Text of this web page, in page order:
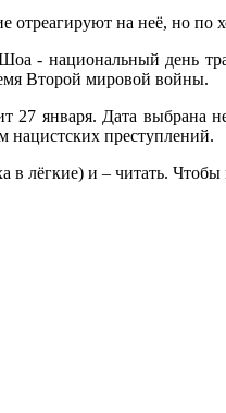
на неё, но по
- национальный день
Второй мировой войны.
января. Дата выбрана
преступлений.
в лёгкие) и – читать.